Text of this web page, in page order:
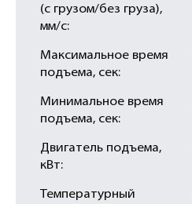
(с грузом/без груза),
мм/с:
Максимальное время
подъема, сек:
Минимальное время
подъема, сек:
Двигатель подъема,
кВт:
Температурный